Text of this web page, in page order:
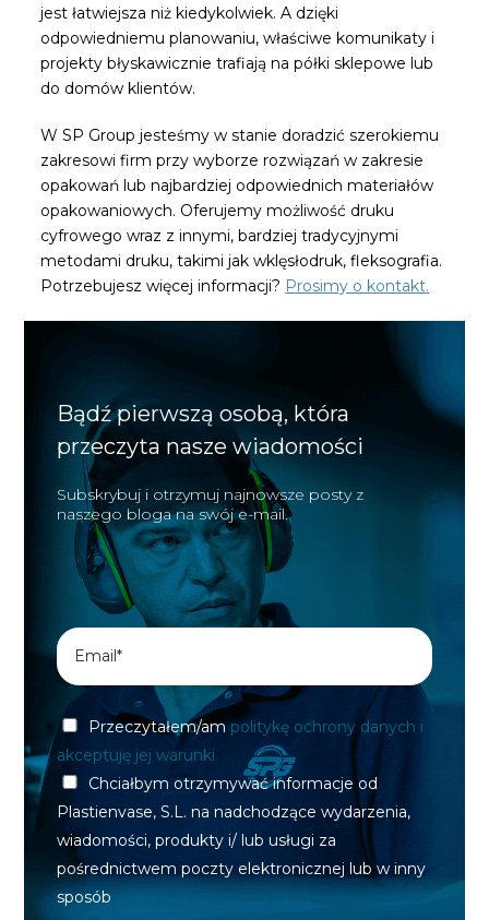
jest łatwiejsza niż kiedykolwiek. A dzięki
odpowiedniemu planowaniu, właściwe komunikaty i
projekty błyskawicznie trafiają na półki sklepowe lub
do domów klientów.
W SP Group jesteśmy w stanie doradzić szerokiemu
zakresowi firm przy wyborze rozwiązań w zakresie
opakowań lub najbardziej odpowiednich materiałów
opakowaniowych. Oferujemy możliwość druku
cyfrowego wraz z innymi, bardziej tradycyjnymi
metodami druku, takimi jak wklęsłodruk, fleksografia.
Potrzebujesz więcej informacji? Prosimy o kontakt.
Bądź pierwszą osobą, która
przeczyta nasze wiadomości
Subskrybuj i otrzymuj najnowsze posty z
naszego bloga na swój e-mail.
Przeczytałem/ampolitykę ochrony danych i
akceptuję jej warunki
Chciałbym otrzymywać informacje od
Plastienvase, S.L. na nadchodzące wydarzenia,
wiadomości, produkty i/ lub usługi za
pośrednictwem poczty elektronicznej lub w inny
sposób